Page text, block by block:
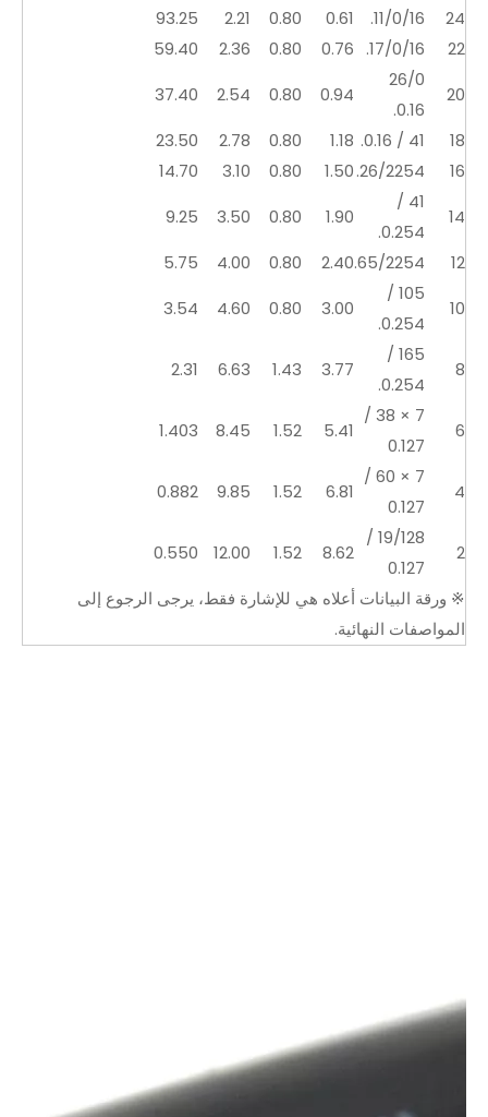
24
11/0/16.
0.61
0.80
2.21
93.25
22
17/0/16.
0.76
0.80
2.36
59.40
20
26/0
0.16.
0.94
0.80
2.54
37.40
18
41 / 0.16.
1.18
0.80
2.78
23.50
16
26/2254.
1.50
0.80
3.10
14.70
14
41 /
0.254.
1.90
0.80
3.50
9.25
12
65/2254.
2.40
0.80
4.00
5.75
10
105 /
0.254.
3.00
0.80
4.60
3.54
8
165 /
0.254.
3.77
1.43
6.63
2.31
6
7 × 38 /
0.127
5.41
1.52
8.45
1.403
4
7 × 60 /
0.127
6.81
1.52
9.85
0.882
2
19/128 /
0.127
8.62
1.52
12.00
0.550
※ ورقة البيانات أعلاه هي للإشارة فقط، يرجى الرجوع إلى
المواصفات النهائية.